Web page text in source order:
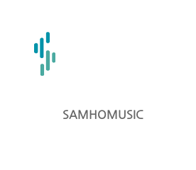
SAMHOMUSIC